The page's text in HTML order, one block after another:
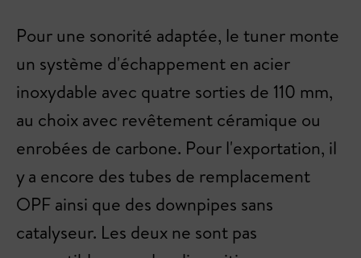
Pour une sonorité adaptée, le tuner monte
un système d'échappement en acier
inoxydable avec quatre sorties de 110 mm,
au choix avec revêtement céramique ou
enrobées de carbone. Pour l'exportation, il
y a encore des tubes de remplacement
OPF ainsi que des downpipes sans
catalyseur. Les deux ne sont pas